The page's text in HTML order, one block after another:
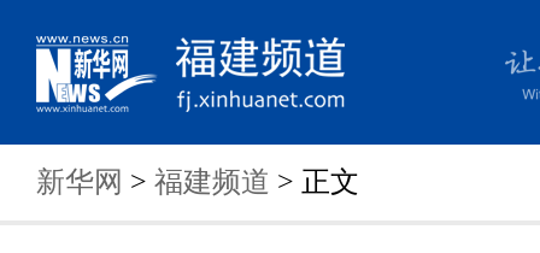
新华网 > 福建频道 > 正文